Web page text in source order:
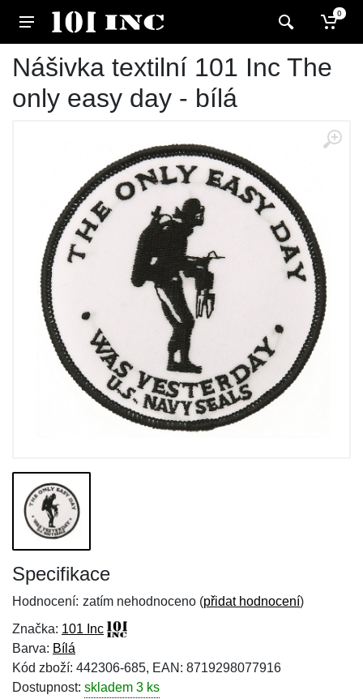
0
Nášivka textilní 101 Inc The
only easy day - bílá
Specifikace
Hodnocení: zatím nehodnoceno (přidat hodnocení)
Značka: 101 Inc
Barva: Bílá
Kód zboží: 442306-685, EAN: 8719298077916
Dostupnost: skladem 3 ks